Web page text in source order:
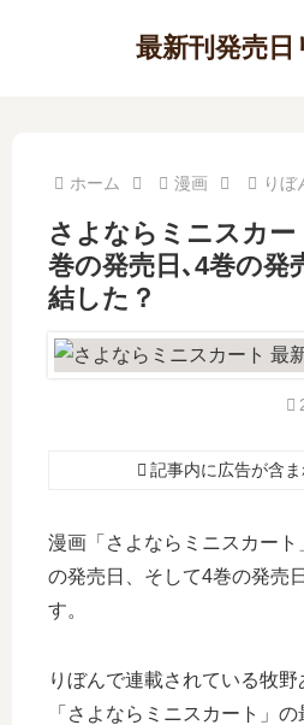
最新刊発売日
ホーム 漫画 りぼ
さよならミニスカー
巻の発売日､4巻の発
結した？
記事内に広告が含ま
漫画「さよならミニスカー
の発売日、そして4巻の発売
す。
りぼんで連載されている牧
「さよならミニスカート」